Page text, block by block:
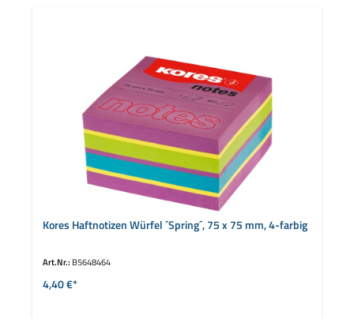
Kores Haftnotizen Würfel ´Spring´, 75 x 75 mm, 4-farbig
Art.Nr.: B5648464
4,40 €*